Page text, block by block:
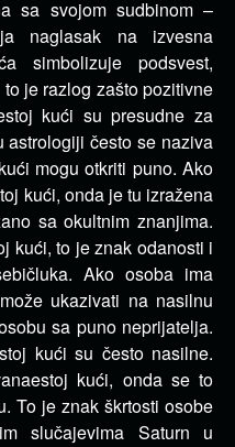
sa svojom sudbinom –
naglasak na izvesna
simbolizuje podsvest,
je razlog zašto pozitivne
kući su presudne za
astrologiji često se naziva
mogu otkriti puno. Ako
kući, onda je tu izražena
sa okultnim znanjima.
kući, to je znak odanosti i
Ako osoba ima
ukazivati na nasilnu
sa puno neprijatelja.
kući su često nasilne.
kući, onda se to
To je znak škrtosti osobe
slučajevima Saturn u